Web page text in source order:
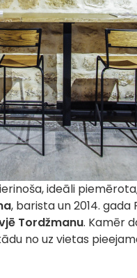
ideāli
, barista un 2014. gada
Tordžmanu. Kamēr
no uz vietas